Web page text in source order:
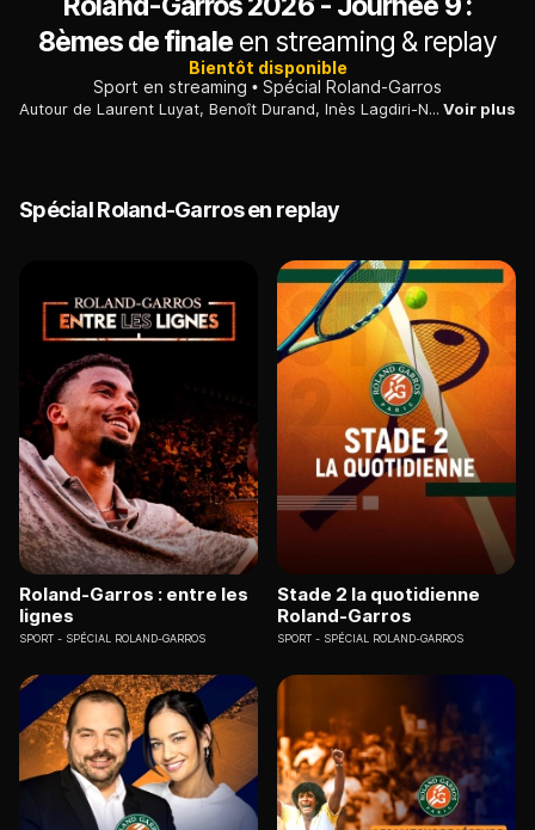
8èmes de finaleen streaming & replay
Bientôt disponible
Sport en streaming
Spécial Roland-Garros
Autour de Laurent Luyat, Benoît Durand, Inès Lagdiri-Nastasi, Matthieu Lartot et Fabien Lévêque et les consultants de France TV commentent et analysent les matches de Roland-Garros. Voir plus
Spécial Roland-Garros en replay
Roland-Garros : entre les
lignes
SPORT SPÉCIAL ROLAND-GARROS
Stade 2 la quotidienne
Roland-Garros
SPORT SPÉCIAL ROLAND-GARROS